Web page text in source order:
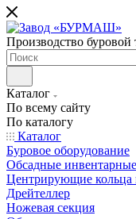
Производство
Каталог
По всему сайту
По каталогу
Каталог
Буровое оборудование
Обсадные
Центрирующие
Дрейтеллер
Ножевая секция